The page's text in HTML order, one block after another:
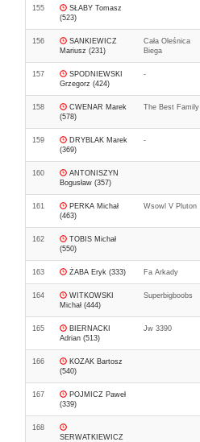
155
SŁABY Tomasz
(523)
156
SANKIEWICZ
Mariusz (231)
Cała Oleśnica
Biega
157
SPODNIEWSKI
Grzegorz (424)
-
158
CWENAR Marek
(578)
The Best Family
159
DRYBLAK Marek
(369)
-
160
ANTONISZYN
Bogusław (357)
161
PERKA Michał
(463)
Wsowl V Pluton
162
TOBIS Michał
(550)
163 ŻABA Eryk (333) Fa Arkady
164
WITKOWSKI
Michał (444)
Superbigboobs
165
BIERNACKI
Adrian (513)
Jw 3390
166
KOZAK Bartosz
(540)
167
POJMICZ Paweł
(339)
168
SERWATKIEWICZ